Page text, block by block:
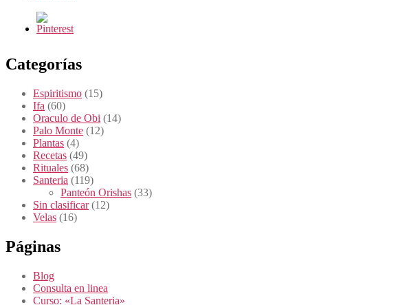
Categorías
Espiritismo (15)
Ifa (60)
Oraculo de Obi (14)
Palo Monte (12)
Plantas (4)
Recetas (49)
Rituales (68)
Santeria (119)
Panteón Orishas (33)
Sin clasificar(12)
Velas (16)
Páginas
Blog
Consulta en linea
Curso: «La Santeria»